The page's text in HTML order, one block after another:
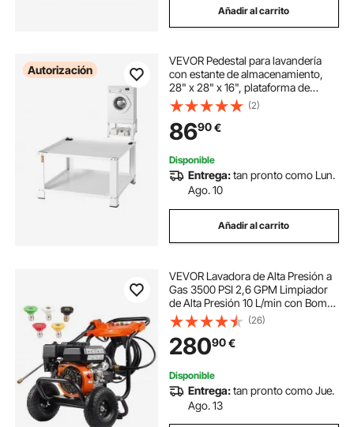
Añadir al carrito
Autorización
VEVOR Pedestal para lavandería
con estante de almacenamiento,
28" x 28" x 16", plataforma de
soporte para lavadora y secadora,
ajuste universal, capacidad de 660
lb, base de acero multifuncional
(2)
8690€
Disponible
Entrega:tan pronto como Lun.
Ago. 10
Añadir al carrito
VEVOR Lavadora de Alta Presión a
Gas 3500 PSI 2,6 GPM Limpiador
de Alta Presión 10 L/min con Bomba
de Aluminio, Pistola Rociadora,
Varilla de Extensión, 5 Boquillas
para Casas, Vehículos, Patios
(26)
28090€
Disponible
Entrega:tan pronto como Jue.
Ago. 13